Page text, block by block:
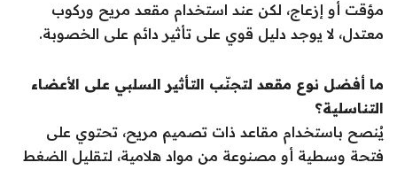
مؤقت أو إزعاج، لكن عند استخدام مقعد مريح وركوب
معتدل، لا يوجد دليل قوي على تأثير دائم على الخصوبة.
ما أفضل نوع مقعد لتجنّب التأثير السلبي على الأعضاء
التناسلية؟
يُنصح باستخدام مقاعد ذات تصميم مريح، تحتوي على
فتحة وسطية أو مصنوعة من مواد هلامية، لتقليل الضغط